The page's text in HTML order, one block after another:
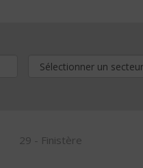
29 - Finistère